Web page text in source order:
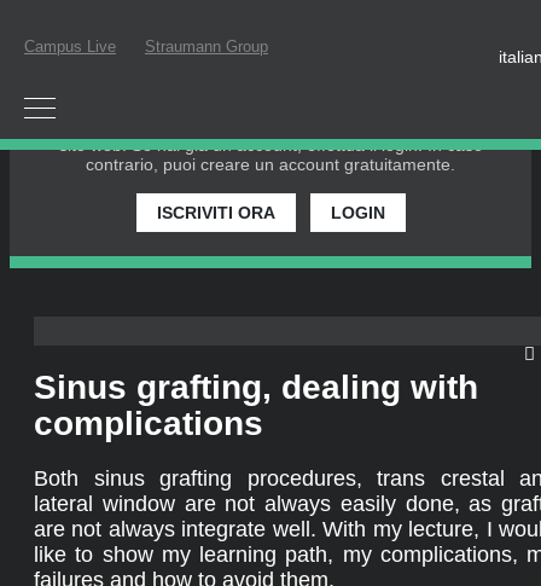
Campus Live Straumann Group
Per partecipare a un webinar dal vivo o guardare un webinar
sito web. Se hai già un account, effettua il login. In caso
contrario, puoi creare un account gratuitamente.
ISCRIVITI ORA LOGIN
Sinus grafting, dealing with
complications
Both sinus grafting procedures, trans crestal
lateral window are not always easily done, as
are not always integrate well. With my lecture, I
like to show my learning path, my complications,
failures and how to avoid them.